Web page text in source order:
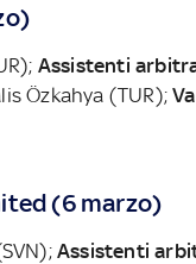
Assistenti
Özkahya (TUR);
(6 marzo)
Assistenti